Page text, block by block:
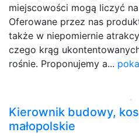
miejscowości mogą liczyć
Oferowane przez nas
także w niepomiernie
czego krąg
rośnie. Proponujemy a...
Kierownik budowy,
małopolskie